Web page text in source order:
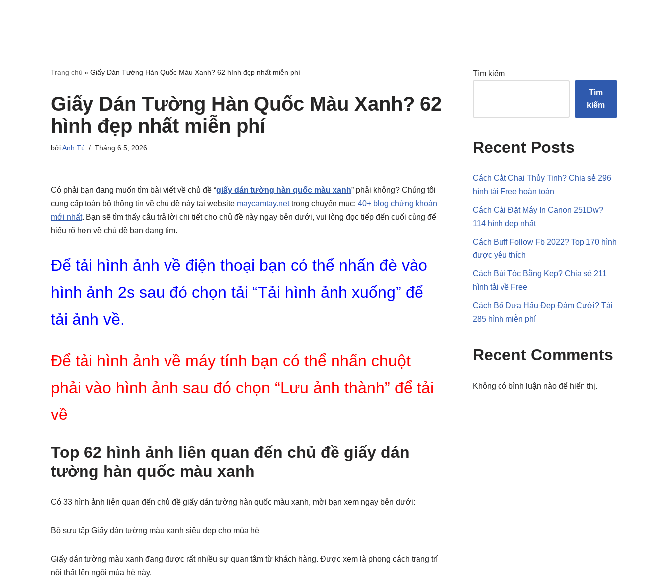
Trang chủ » Giấy Dán Tường Hàn Quốc Màu Xanh? 62 hình đẹp nhất miễn phí
Giấy Dán Tường Hàn Quốc Màu Xanh? 62
hình đẹp nhất miễn phí
bởiAnh Tú Tháng 6 5, 2026
Có phải bạn đang muốn tìm bài viết về chủ đề “giấy dán tường hàn quốc màu xanh” phải không? Chúng tôi
cung cấp toàn bộ thông tin về chủ đề này tại website maycamtay.nettrong chuyển mục: 40+ blog chứng khoán
mới nhất. Bạn sẽ tìm thấy câu trả lời chi tiết cho chủ đề này ngay bên dưới, vui lòng đọc tiếp đến cuối cùng để
hiểu rõ hơn về chủ đề bạn đang tìm.
Để tải hình ảnh về điện thoại bạn có thể nhấn đè vào
hình ảnh 2s sau đó chọn tải “Tải hình ảnh xuống” để
tải ảnh về.
Để tải hình ảnh về máy tính bạn có thể nhấn chuột
phải vào hình ảnh sau đó chọn “Lưu ảnh thành” để tải
về
Top 62 hình ảnh liên quan đến chủ đề giấy dán
tường hàn quốc màu xanh
Có 33 hình ảnh liên quan đến chủ đề giấy dán tường hàn quốc màu xanh, mời bạn xem ngay bên dưới:
Bộ sưu tập Giấy dán tường màu xanh siêu đẹp cho mùa hè
Giấy dán tường màu xanh đang được rất nhiều sự quan tâm từ khách hàng. Được xem là phong cách trang trí
nội thất lên ngôi mùa hè này.
Tìm kiếm
Tìm
kiếm
Recent Posts
Cách Cắt Chai Thủy Tinh? Chia sẻ 296
hình tải Free hoàn toàn
Cách Cài Đặt Máy In Canon 251Dw?
114 hình đẹp nhất
Cách Buff Follow Fb 2022? Top 170 hình
được yêu thích
Cách Búi Tóc Bằng Kẹp? Chia sẻ 211
hình tải về Free
Cách Bổ Dưa Hấu Đẹp Đám Cưới? Tải
285 hình miễn phí
Recent Comments
Không có bình luận nào để hiển thị.